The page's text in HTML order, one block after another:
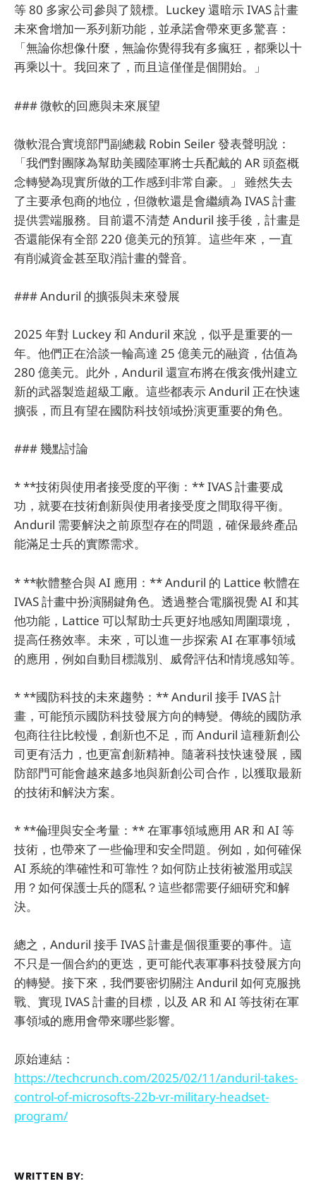
等 80 多家公司參與了競標。Luckey 還暗示 IVAS 計畫
未來會增加一系列新功能，並承諾會帶來更多驚喜：
「無論你想像什麼，無論你覺得我有多瘋狂，都乘以十
再乘以十。我回來了，而且這僅僅是個開始。」
### 微軟的回應與未來展望
微軟混合實境部門副總裁 Robin Seiler 發表聲明說：
「我們對團隊為幫助美國陸軍將士兵配戴的 AR 頭盔概
念轉變為現實所做的工作感到非常自豪。」 雖然失去
了主要承包商的地位，但微軟還是會繼續為 IVAS 計畫
提供雲端服務。目前還不清楚 Anduril 接手後，計畫是
否還能保有全部 220 億美元的預算。這些年來，一直
有削減資金甚至取消計畫的聲音。
### Anduril 的擴張與未來發展
2025 年對 Luckey 和 Anduril 來說，似乎是重要的一
年。他們正在洽談一輪高達 25 億美元的融資，估值為
280 億美元。此外，Anduril 還宣布將在俄亥俄州建立
新的武器製造超級工廠。這些都表示 Anduril 正在快速
擴張，而且有望在國防科技領域扮演更重要的角色。
### 幾點討論
* **技術與使用者接受度的平衡：** IVAS 計畫要成
功，就要在技術創新與使用者接受度之間取得平衡。
Anduril 需要解決之前原型存在的問題，確保最終產品
能滿足士兵的實際需求。
* **軟體整合與 AI 應用：** Anduril 的 Lattice 軟體在
IVAS 計畫中扮演關鍵角色。透過整合電腦視覺 AI 和其
他功能，Lattice 可以幫助士兵更好地感知周圍環境，
提高任務效率。未來，可以進一步探索 AI 在軍事領域
的應用，例如自動目標識別、威脅評估和情境感知等。
* **國防科技的未來趨勢：** Anduril 接手 IVAS 計
畫，可能預示國防科技發展方向的轉變。傳統的國防承
包商往往比較慢，創新也不足，而 Anduril 這種新創公
司更有活力，也更富創新精神。隨著科技快速發展，國
防部門可能會越來越多地與新創公司合作，以獲取最新
的技術和解決方案。
* **倫理與安全考量：** 在軍事領域應用 AR 和 AI 等
技術，也帶來了一些倫理和安全問題。例如，如何確保
AI 系統的準確性和可靠性？如何防止技術被濫用或誤
用？如何保護士兵的隱私？這些都需要仔細研究和解
決。
總之，Anduril 接手 IVAS 計畫是個很重要的事件。這
不只是一個合約的更迭，更可能代表軍事科技發展方向
的轉變。接下來，我們要密切關注 Anduril 如何克服挑
戰、實現 IVAS 計畫的目標，以及 AR 和 AI 等技術在軍
事領域的應用會帶來哪些影響。
原始連結：
https://techcrunch.com/2025/02/11/anduril-takes-
control-of-microsofts-22b-vr-military-headset-
program/
WRITTEN BY: